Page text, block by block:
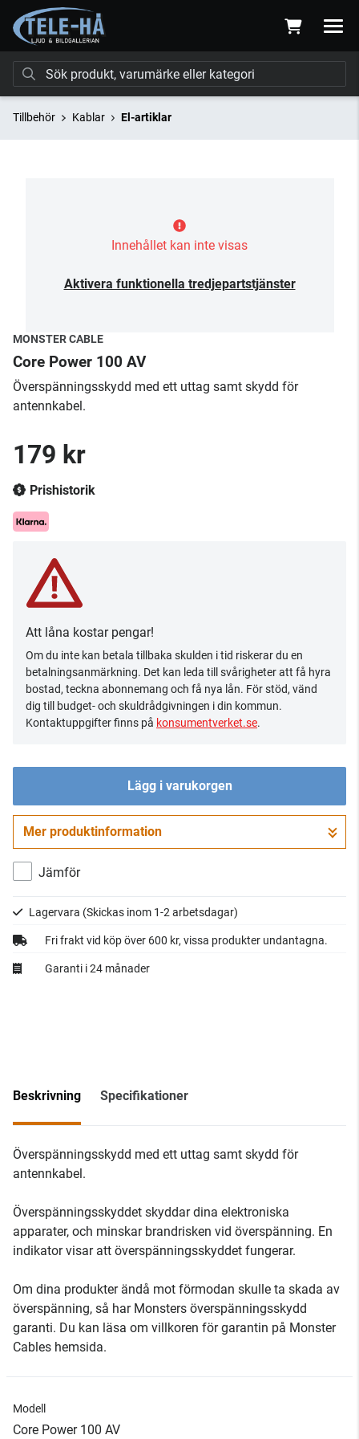
Tillbehör Kablar El-artiklar
Innehållet kan inte visas
Aktivera funktionella tredjepartstjänster
MONSTER CABLE
Core Power 100 AV
Överspänningsskydd med ett uttag samt skydd för
antennkabel.
179 kr
Prishistorik
Att låna kostar pengar!
Om du inte kan betala tillbaka skulden i tid riskerar du en
betalningsanmärkning. Det kan leda till svårigheter att få hyra
bostad, teckna abonnemang och få nya lån. För stöd, vänd
dig till budget- och skuldrådgivningen i din kommun.
Kontaktuppgifter finns på konsumentverket.se.
Lägg i varukorgen
Gå till kassan
Mer produktinformation
Jämför
Lagervara (Skickas inom 1-2 arbetsdagar)
Fri frakt vid köp över 600 kr, vissa produkter undantagna.
Garanti i 24 månader
Beskrivning Specifikationer
Överspänningsskydd med ett uttag samt skydd för
antennkabel.
Överspänningsskyddet skyddar dina elektroniska
apparater, och minskar brandrisken vid överspänning. En
indikator visar att överspänningsskyddet fungerar.
Om dina produkter ändå mot förmodan skulle ta skada av
överspänning, så har Monsters överspänningsskydd
garanti. Du kan läsa om villkoren för garantin på Monster
Cables hemsida.
Modell
Core Power 100 AV